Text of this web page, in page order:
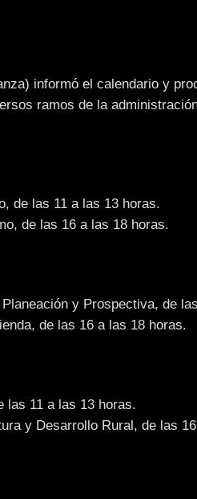
informó el calendario y
ramos de la
de las 11 a las 13 horas.
de las 16 a las 18 horas.
y Prospectiva, de
de las 16 a las 18 horas.
las 11 a las 13 horas.
y Desarrollo Rural, de las